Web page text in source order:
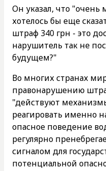
Он указал, что "очень
хотелось бы еще
штраф 340 грн - это
нарушитель так не
будущем?"
Во многих странах
правонарушению
"действуют
реагировать именно
опасное поведение
регулярно
сигналом для
потенциальной